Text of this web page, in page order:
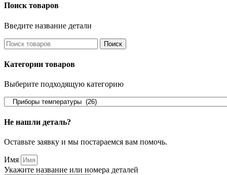
Поиск товаров
Введите название детали
Поиск
Категории товаров
Выберите подходящую категорию
Не нашли деталь?
Оставьте заявку и мы постараемся вам помочь.
Имя
Укажите название или номера деталей